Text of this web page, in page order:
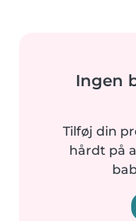
Ingen
Tilføj din
hårdt på